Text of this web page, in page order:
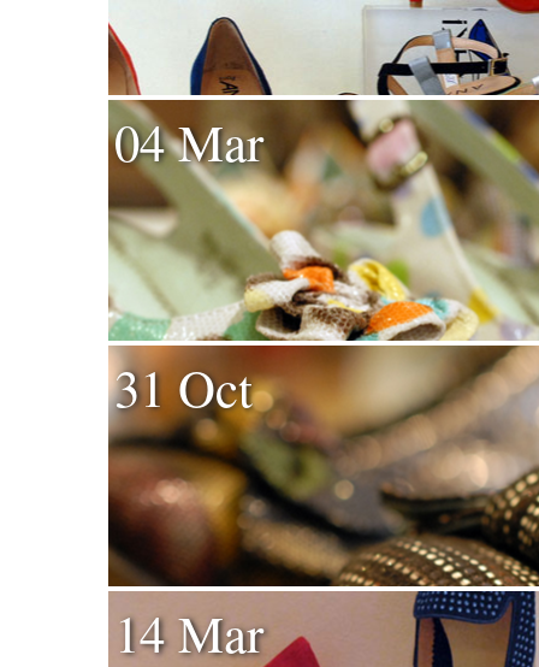
04 Mar
31 Oct
14 Mar